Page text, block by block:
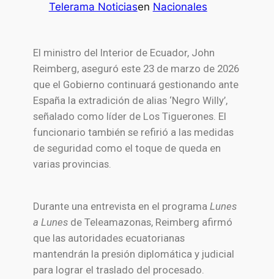
Telerama Noticiasen Nacionales
El ministro del Interior de Ecuador, John
Reimberg, aseguró este 23 de marzo de 2026
que el Gobierno continuará gestionando ante
España la extradición de alias ‘Negro Willy’,
señalado como líder de Los Tiguerones. El
funcionario también se refirió a las medidas
de seguridad como el toque de queda en
varias provincias.
Durante una entrevista en el programa Lunes
a Lunesde Teleamazonas, Reimberg afirmó
que las autoridades ecuatorianas
mantendrán la presión diplomática y judicial
para lograr el traslado del procesado.